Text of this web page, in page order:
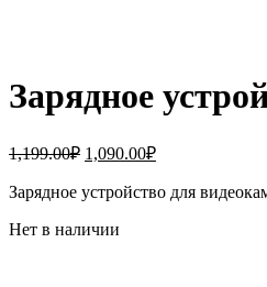
Зарядное
1,199.00₽ Первоначальная
составляла
1,090.00₽Текущая
1,090.00₽.
Зарядное устройство для
Нет в наличии